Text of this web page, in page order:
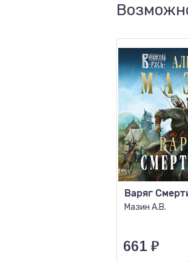
Варяг
Мазин А.В.
661 ₽